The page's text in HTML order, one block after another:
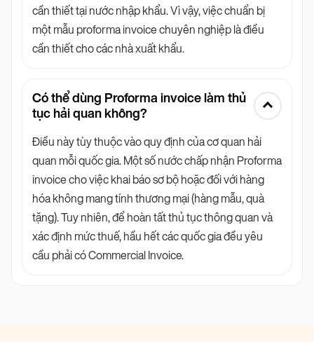
cần thiết tại nước nhập khẩu. Vì vậy, việc chuẩn bị
một mẫu proforma invoice chuyên nghiệp là điều
cần thiết cho các nhà xuất khẩu.
Có thể dùng Proforma invoice làm thủ
tục hải quan không?
Điều này tùy thuộc vào quy định của cơ quan hải
quan mỗi quốc gia. Một số nước chấp nhận Proforma
invoice cho việc khai báo sơ bộ hoặc đối với hàng
hóa không mang tính thương mại (hàng mẫu, quà
tặng). Tuy nhiên, để hoàn tất thủ tục thông quan và
xác định mức thuế, hầu hết các quốc gia đều yêu
cầu phải có Commercial Invoice.